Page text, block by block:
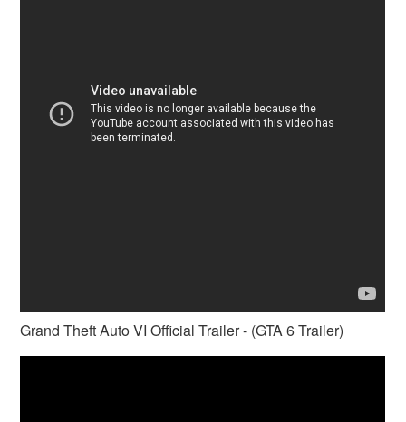
Grand Theft Auto VI Official Trailer - (GTA 6 Trailer)